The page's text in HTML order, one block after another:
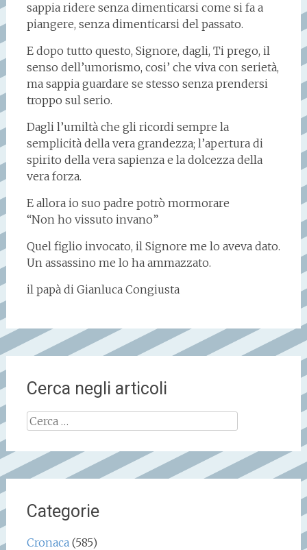
sappia ridere senza dimenticarsi come si fa a
piangere, senza dimenticarsi del passato.
E dopo tutto questo, Signore, dagli, Ti prego, il
senso dell’umorismo, cosi’ che viva con serietà,
ma sappia guardare se stesso senza prendersi
troppo sul serio.
Dagli l’umiltà che gli ricordi sempre la
semplicità della vera grandezza; l’apertura di
spirito della vera sapienza e la dolcezza della
vera forza.
E allora io suo padre potrò mormorare
“Non ho vissuto invano”
Quel figlio invocato, il Signore me lo aveva dato.
Un assassino me lo ha ammazzato.
il papà di Gianluca Congiusta
Cerca negli articoli
Ricerca
Categorie
Cronaca(585)